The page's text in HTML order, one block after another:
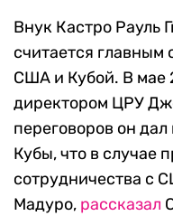
Внук Кастро Рауль
считается
США и Кубой. В мае
директором ЦРУ
переговоров он
Кубы, что в случае
сотрудничества с
Мадуро, рассказал